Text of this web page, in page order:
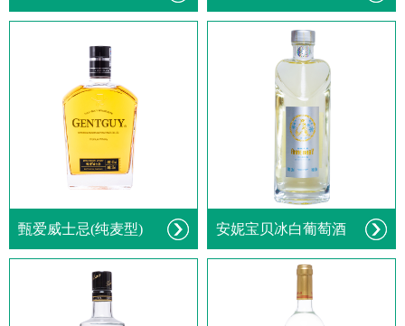
甄爱威士忌(纯麦型) 安妮宝贝冰白葡萄酒